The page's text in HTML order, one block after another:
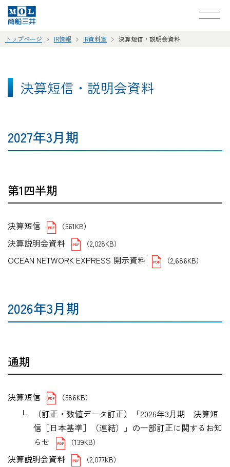
トップページ IR情報 IR資料室 決算短信・説明会資料
決算短信・説明会資料
2027年3月期
第1四半期
決算短信 （561KB）
決算説明会資料 （2,028KB）
OCEAN NETWORK EXPRESS 開示資料 （2,686KB）
2026年3月期
通期
決算短信 （586KB）
（訂正・数値データ訂正）「2026年3月期 決算短
信［日本基準］（連結）」の一部訂正に関するお知
らせ
（139KB）
決算説明会資料 （2,077KB）